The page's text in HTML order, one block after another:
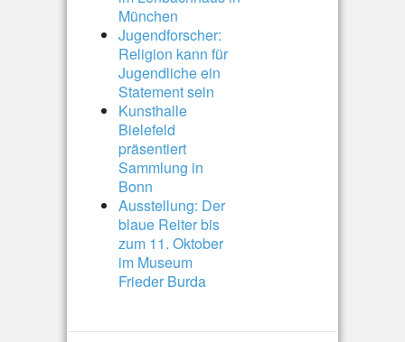
München
Jugendforscher:
Religion kann für
Jugendliche ein
Statement sein
Kunsthalle
Bielefeld
präsentiert
Sammlung in
Bonn
Ausstellung: Der
blaue Reiter bis
zum 11. Oktober
im Museum
Frieder Burda